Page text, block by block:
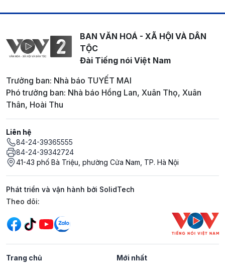
BAN VĂN HOÁ - XÃ HỘI VÀ DÂN
TỘC
Đài Tiếng nói Việt Nam
Trưởng ban: Nhà báo TUYẾT MAI
Phó trưởng ban: Nhà báo Hồng Lan, Xuân Thọ, Xuân
Thân, Hoài Thu
Liên hệ
84-24-39365555
84-24-39342724
41-43 phố Bà Triệu, phường Cửa Nam, TP. Hà Nội
Phát triển và vận hành bởi SolidTech
Mạng xã hội
Theo dõi:
Trang chủ Mới nhất